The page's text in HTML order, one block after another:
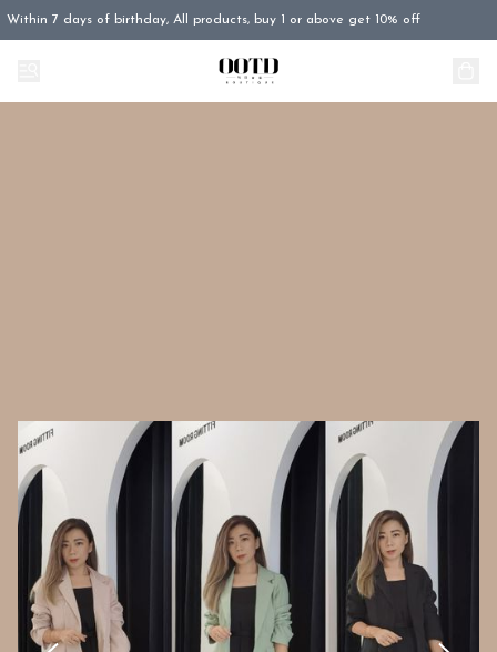
Within 7 days of birthday, All products, buy 1 or above get 10% off